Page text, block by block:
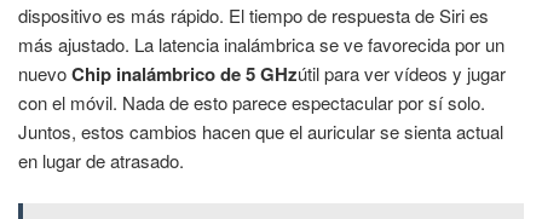
dispositivo es más rápido. El tiempo de respuesta de Siri es
más ajustado. La latencia inalámbrica se ve favorecida por un
nuevoChip inalámbrico de 5 GHzútil para ver vídeos y jugar
con el móvil. Nada de esto parece espectacular por sí solo.
Juntos, estos cambios hacen que el auricular se sienta actual
en lugar de atrasado.